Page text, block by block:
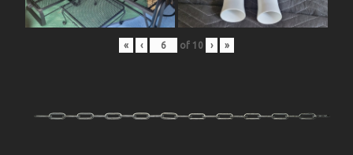
« ‹ of 10 › »